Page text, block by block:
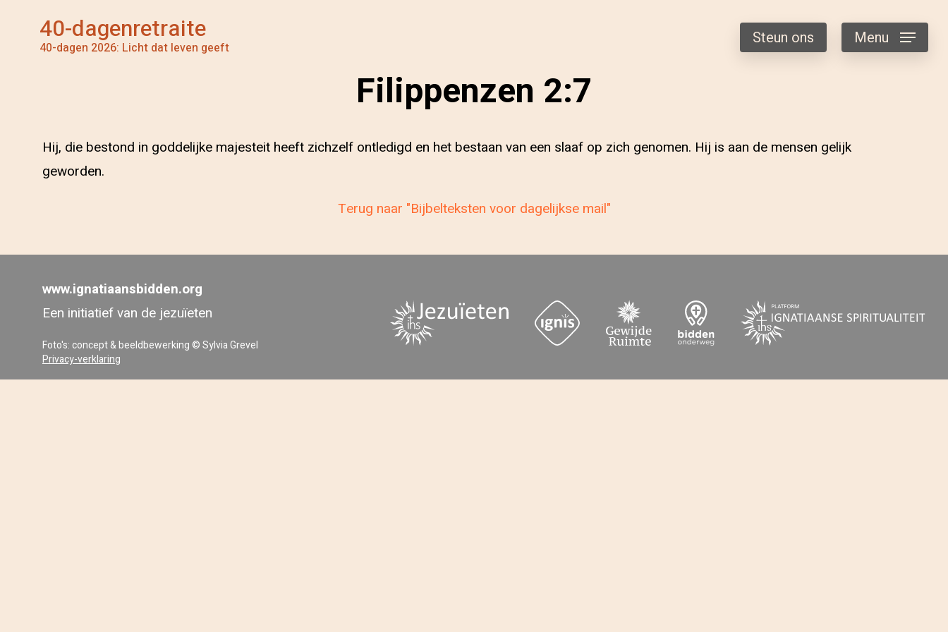
40-dagenretraite
40-dagen 2026: Licht dat leven geeft Steun ons Menu
Filippenzen 2:7
Hij, die bestond in goddelijke majesteit heeft zichzelf ontledigd en het bestaan van een slaaf op zich genomen. Hij is aan de mensen gelijk
geworden.
Terug naar "Bijbelteksten voor dagelijkse mail"
www.ignatiaansbidden.org
Een initiatief van de jezuïeten
Foto's: concept & beeldbewerking © Sylvia Grevel
Privacy-verklaring